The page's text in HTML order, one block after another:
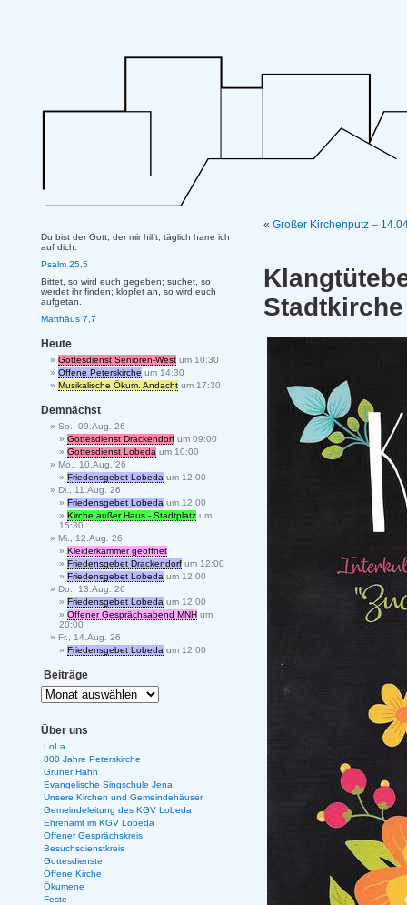
« Großer Kirchenputz –
Du bist der Gott, der mir hilft; täglich harre ich
auf dich.
Psalm 25,5
Bittet, so wird euch gegeben; suchet, so
werdet ihr finden; klopfet an, so wird euch
aufgetan.
Matthäus 7,7
Heute
Gottesdienst Senioren-West um 10:30
Offene Peterskirche um 14:30
Musikalische Ökum. Andacht um 17:30
Demnächst
So., 09.Aug. 26
Gottesdienst Drackendorf um 09:00
Gottesdienst Lobeda um 10:00
Mo., 10.Aug. 26
Friedensgebet Lobeda um 12:00
Di., 11.Aug. 26
Friedensgebet Lobeda um 12:00
Kirche außer Haus - Stadtplatz um
15:30
Mi., 12.Aug. 26
Kleiderkammer geöffnet
Friedensgebet Drackendorf um 12:00
Friedensgebet Lobeda um 12:00
Do., 13.Aug. 26
Friedensgebet Lobeda um 12:00
Offener Gesprächsabend MNH um
20:00
Fr., 14.Aug. 26
Friedensgebet Lobeda um 12:00
Beiträge
Über uns
LoLa
800 Jahre Peterskirche
Grüner Hahn
Evangelische Singschule Jena
Unsere Kirchen und Gemeindehäuser
Gemeindeleitung des KGV Lobeda
Ehrenamt im KGV Lobeda
Offener Gesprächskreis
Besuchsdienstkreis
Gottesdienste
Offene Kirche
Ökumene
Feste